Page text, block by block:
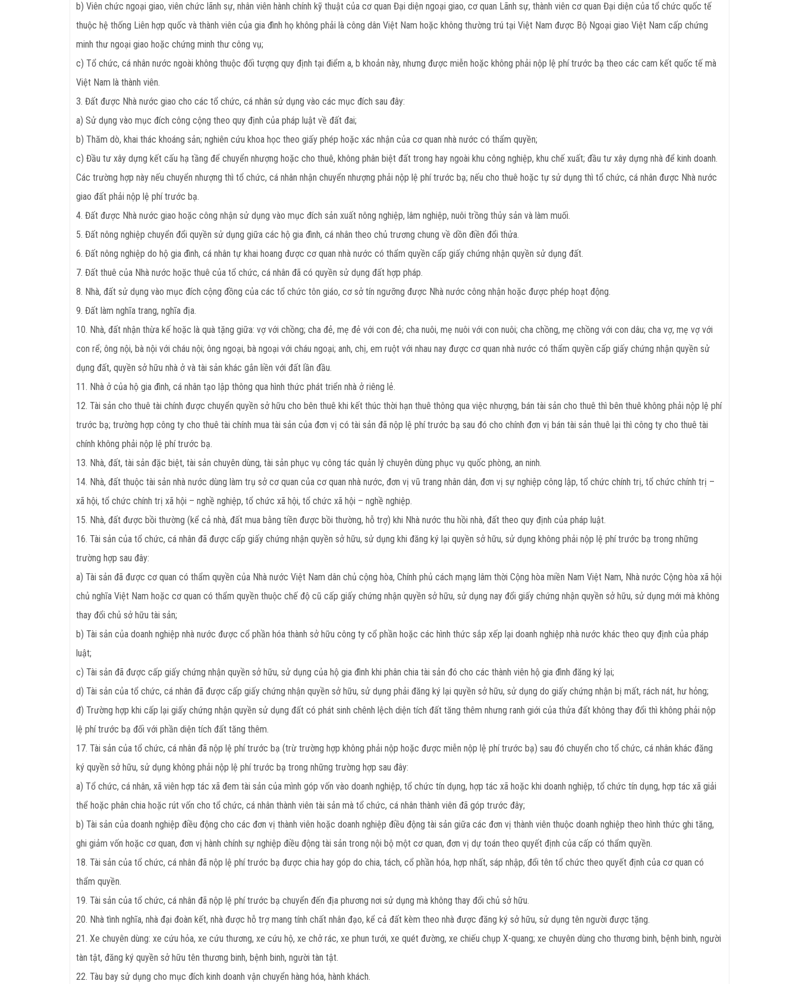
b) Viên chức ngoại giao, viên chức lãnh sự, nhân viên hành chính kỹ thuật của cơ quan Đại diện ngoại giao, cơ quan Lãnh sự, thành viên cơ quan Đại diện của tổ chức quốc tế
thuộc hệ thống Liên hợp quốc và thành viên của gia đình họ không phải là công dân Việt Nam hoặc không thường trú tại Việt Nam được Bộ Ngoại giao Việt Nam cấp chứng
minh thư ngoại giao hoặc chứng minh thư công vụ;
c) Tổ chức, cá nhân nước ngoài không thuộc đối tượng quy định tại điểm a, b khoản này, nhưng được miễn hoặc không phải nộp lệ phí trước bạ theo các cam kết quốc tế mà
Việt Nam là thành viên.
3. Đất được Nhà nước giao cho các tổ chức, cá nhân sử dụng vào các mục đích sau đây:
a) Sử dụng vào mục đích công cộng theo quy định của pháp luật về đất đai;
b) Thăm dò, khai thác khoáng sản; nghiên cứu khoa học theo giấy phép hoặc xác nhận của cơ quan nhà nước có thẩm quyền;
c) Đầu tư xây dựng kết cấu hạ tầng để chuyển nhượng hoặc cho thuê, không phân biệt đất trong hay ngoài khu công nghiệp, khu chế xuất; đầu tư xây dựng nhà để kinh doanh.
Các trường hợp này nếu chuyển nhượng thì tổ chức, cá nhân nhận chuyển nhượng phải nộp lệ phí trước bạ; nếu cho thuê hoặc tự sử dụng thì tổ chức, cá nhân được Nhà nước
giao đất phải nộp lệ phí trước bạ.
4. Đất được Nhà nước giao hoặc công nhận sử dụng vào mục đích sản xuất nông nghiệp, lâm nghiệp, nuôi trồng thủy sản và làm muối.
5. Đất nông nghiệp chuyển đổi quyền sử dụng giữa các hộ gia đình, cá nhân theo chủ trương chung về dồn điền đổi thửa.
6. Đất nông nghiệp do hộ gia đình, cá nhân tự khai hoang được cơ quan nhà nước có thẩm quyền cấp giấy chứng nhận quyền sử dụng đất.
7. Đất thuê của Nhà nước hoặc thuê của tổ chức, cá nhân đã có quyền sử dụng đất hợp pháp.
8. Nhà, đất sử dụng vào mục đích cộng đồng của các tổ chức tôn giáo, cơ sở tín ngưỡng được Nhà nước công nhận hoặc được phép hoạt động.
9. Đất làm nghĩa trang, nghĩa địa.
10. Nhà, đất nhận thừa kế hoặc là quà tặng giữa: vợ với chồng; cha đẻ, mẹ đẻ với con đẻ; cha nuôi, mẹ nuôi với con nuôi; cha chồng, mẹ chồng với con dâu; cha vợ, mẹ vợ với
con rể; ông nội, bà nội với cháu nội; ông ngoại, bà ngoại với cháu ngoại; anh, chị, em ruột với nhau nay được cơ quan nhà nước có thẩm quyền cấp giấy chứng nhận quyền sử
dụng đất, quyền sở hữu nhà ở và tài sản khác gắn liền với đất lần đầu.
11. Nhà ở của hộ gia đình, cá nhân tạo lập thông qua hình thức phát triển nhà ở riêng lẻ.
12. Tài sản cho thuê tài chính được chuyển quyền sở hữu cho bên thuê khi kết thúc thời hạn thuê thông qua việc nhượng, bán tài sản cho thuê thì bên thuê không phải nộp lệ phí
trước bạ; trường hợp công ty cho thuê tài chính mua tài sản của đơn vị có tài sản đã nộp lệ phí trước bạ sau đó cho chính đơn vị bán tài sản thuê lại thì công ty cho thuê tài
chính không phải nộp lệ phí trước bạ.
13. Nhà, đất, tài sản đặc biệt, tài sản chuyên dùng, tài sản phục vụ công tác quản lý chuyên dùng phục vụ quốc phòng, an ninh.
14. Nhà, đất thuộc tài sản nhà nước dùng làm trụ sở cơ quan của cơ quan nhà nước, đơn vị vũ trang nhân dân, đơn vị sự nghiệp công lập, tổ chức chính trị, tổ chức chính trị –
xã hội, tổ chức chính trị xã hội – nghề nghiệp, tổ chức xã hội, tổ chức xã hội – nghề nghiệp.
15. Nhà, đất được bồi thường (kể cả nhà, đất mua bằng tiền được bồi thường, hỗ trợ) khi Nhà nước thu hồi nhà, đất theo quy định của pháp luật.
16. Tài sản của tổ chức, cá nhân đã được cấp giấy chứng nhận quyền sở hữu, sử dụng khi đăng ký lại quyền sở hữu, sử dụng không phải nộp lệ phí trước bạ trong những
trường hợp sau đây:
a) Tài sản đã được cơ quan có thẩm quyền của Nhà nước Việt Nam dân chủ cộng hòa, Chính phủ cách mạng lâm thời Cộng hòa miền Nam Việt Nam, Nhà nước Cộng hòa xã hội
chủ nghĩa Việt Nam hoặc cơ quan có thẩm quyền thuộc chế độ cũ cấp giấy chứng nhận quyền sở hữu, sử dụng nay đổi giấy chứng nhận quyền sở hữu, sử dụng mới mà không
thay đổi chủ sở hữu tài sản;
b) Tài sản của doanh nghiệp nhà nước được cổ phần hóa thành sở hữu công ty cổ phần hoặc các hình thức sắp xếp lại doanh nghiệp nhà nước khác theo quy định của pháp
luật;
c) Tài sản đã được cấp giấy chứng nhận quyền sở hữu, sử dụng của hộ gia đình khi phân chia tài sản đó cho các thành viên hộ gia đình đăng ký lại;
d) Tài sản của tổ chức, cá nhân đã được cấp giấy chứng nhận quyền sở hữu, sử dụng phải đăng ký lại quyền sở hữu, sử dụng do giấy chứng nhận bị mất, rách nát, hư hỏng;
đ) Trường hợp khi cấp lại giấy chứng nhận quyền sử dụng đất có phát sinh chênh lệch diện tích đất tăng thêm nhưng ranh giới của thửa đất không thay đổi thì không phải nộp
lệ phí trước bạ đối với phần diện tích đất tăng thêm.
17. Tài sản của tổ chức, cá nhân đã nộp lệ phí trước bạ (trừ trường hợp không phải nộp hoặc được miễn nộp lệ phí trước bạ) sau đó chuyển cho tổ chức, cá nhân khác đăng
ký quyền sở hữu, sử dụng không phải nộp lệ phí trước bạ trong những trường hợp sau đây:
a) Tổ chức, cá nhân, xã viên hợp tác xã đem tài sản của mình góp vốn vào doanh nghiệp, tổ chức tín dụng, hợp tác xã hoặc khi doanh nghiệp, tổ chức tín dụng, hợp tác xã giải
thể hoặc phân chia hoặc rút vốn cho tổ chức, cá nhân thành viên tài sản mà tổ chức, cá nhân thành viên đã góp trước đây;
b) Tài sản của doanh nghiệp điều động cho các đơn vị thành viên hoặc doanh nghiệp điều động tài sản giữa các đơn vị thành viên thuộc doanh nghiệp theo hình thức ghi tăng,
ghi giảm vốn hoặc cơ quan, đơn vị hành chính sự nghiệp điều động tài sản trong nội bộ một cơ quan, đơn vị dự toán theo quyết định của cấp có thẩm quyền.
18. Tài sản của tổ chức, cá nhân đã nộp lệ phí trước bạ được chia hay góp do chia, tách, cổ phần hóa, hợp nhất, sáp nhập, đổi tên tổ chức theo quyết định của cơ quan có
thẩm quyền.
19. Tài sản của tổ chức, cá nhân đã nộp lệ phí trước bạ chuyển đến địa phương nơi sử dụng mà không thay đổi chủ sở hữu.
20. Nhà tình nghĩa, nhà đại đoàn kết, nhà được hỗ trợ mang tính chất nhân đạo, kể cả đất kèm theo nhà được đăng ký sở hữu, sử dụng tên người được tặng.
21. Xe chuyên dùng: xe cứu hỏa, xe cứu thương, xe cứu hộ, xe chở rác, xe phun tưới, xe quét đường, xe chiếu chụp X-quang; xe chuyên dùng cho thương binh, bệnh binh, người
tàn tật, đăng ký quyền sở hữu tên thương binh, bệnh binh, người tàn tật.
22. Tàu bay sử dụng cho mục đích kinh doanh vận chuyển hàng hóa, hành khách.